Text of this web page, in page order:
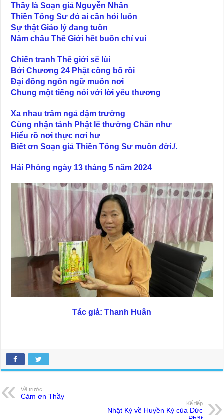
Thầy là Soạn giả Nguyễn Nhân
Thiền Tông Sư đó ai cần hỏi luôn
Sự thật Giáo lý đang tuôn
Năm châu Thế Giới hết buồn chỉ vui
Chiến tranh Thế giới sẽ lùi
Bởi Chương 24 Phật công bố rồi
Đại đồng ngôn ngữ muôn nơi
Chung một tiếng nói với lời yêu thương
Xa nhau trăm ngả dặm trường
Cùng nhận tánh Phật lẽ thường Chân như
Hiểu rõ nơi thực nơi hư
Biết ơn Soạn giả Thiền Tông Sư muôn đời./.
Hải Phòng ngày 13 tháng 5 năm 2024
Tác giả: Thanh Huân
Về trước
Cảm ơn Thầy
Kế tiếp
Nhật Ký về Huyền Ký của Đức